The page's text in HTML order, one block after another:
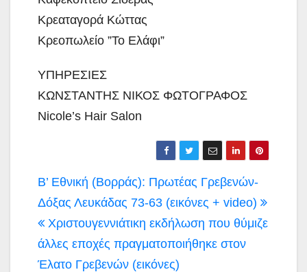
Κρεαταγορά Κώττας
Κρεοπωλείο ”Το Ελάφι”
ΥΠΗΡΕΣΙΕΣ
ΚΩΝΣΤΑΝΤΗΣ ΝΙΚΟΣ ΦΩΤΟΓΡΑΦΟΣ
Nicole’s Hair Salon
Πλοήγηση
άρθρων
Β’ Εθνική (Βορράς): Πρωτέας Γρεβενών-
Δόξας Λευκάδας 73-63 (εικόνες + video)
Χριστουγεννιάτικη εκδήλωση που θύμιζε
άλλες εποχές πραγματοποιήθηκε στον
Έλατο Γρεβενών (εικόνες)